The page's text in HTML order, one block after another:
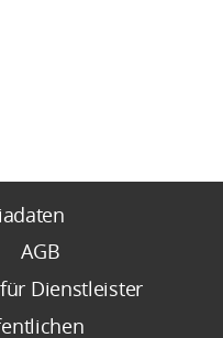
AGB
Dienstleister